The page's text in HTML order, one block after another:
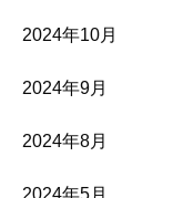
2024年10月
2024年9月
2024年8月